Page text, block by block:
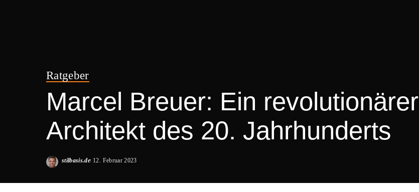
Ratgeber
Marcel Breuer: Ein revolutionärer
Architekt des 20. Jahrhunderts
Posted
stilbasis.de 12. Februar 2023